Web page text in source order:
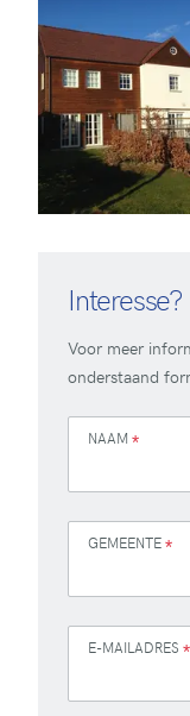
Interesse?
Voor meer
onderstaand
NAAM *
GEMEENTE*
E-MAILADRES *